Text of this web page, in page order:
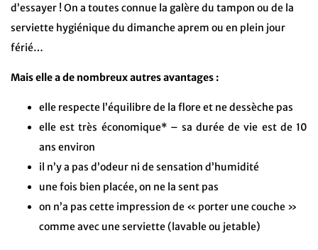
d’essayer ! On a toutes connue la galère du tampon ou de la
serviette hygiénique du dimanche aprem ou en plein jour
férié…
Mais elle a de nombreux autres avantages :
elle respecte l’équilibre de la flore et ne dessèche pas
elle est très économique* – sa durée de vie est de 10
ans environ
il n’y a pas d’odeur ni de sensation d’humidité
une fois bien placée, on ne la sent pas
on n’a pas cette impression de « porter une couche »
comme avec une serviette (lavable ou jetable)